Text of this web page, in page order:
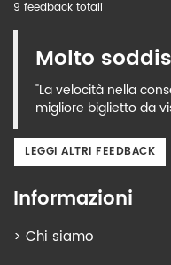
9 feedback totali
Molto
"La velocità nella
migliore biglietto da
LEGGI ALTRI FEEDBACK
Informazioni
> Chi siamo